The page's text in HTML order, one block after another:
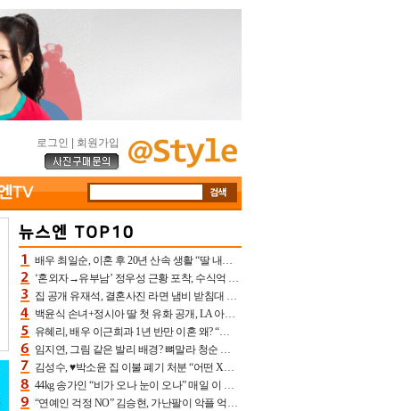
로그인 회원가입
배우 최일순, 이혼 후 20년 산속 생활 “딸 내가 버렸다고 원망‥맘 아파”(특종)[어제TV]
‘혼외자→유부남’ 정우성 근황 포착, 수식억 해킹 피해 후배 만났다 “존경하는”
집 공개 유재석, 결혼사진 라면 냄비 받침대 되고 분노‥가족사진도 피해(놀뭐)[어제TV]
백윤식 손녀+정시아 딸 첫 유화 공개, LA 아트쇼→서울국제조각페스타 작가다운 수준급 실력
유혜리, 배우 이근희과 1년 반만 이혼 왜? “식칼 꽂고 의자 던져” 충격 폭로(특종)[어제TV]
임지연, 그림 같은 발리 배경? 뼈말라 청순 비키니 핏에 상대 안 되네
김성수, ♥박소윤 집 이불 폐기 처분 “어떤 X이랑 썼을지 몰라” 질투(신랑수업2)[어제TV]
44kg 송가인 “비가 오나 눈이 오나” 매일 이 운동, 허벅지 근육량 상승+체지방 감소
“연예인 걱정 NO” 김승현, 가난팔이 악플 억울할만‥아내+딸과 日 여행